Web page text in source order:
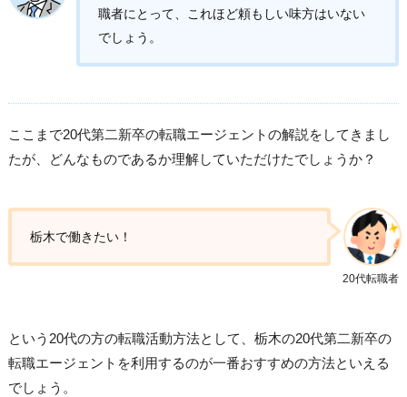
職者にとって、これほど頼もしい味方はいない
でしょう。
ここまで20代第二新卒の転職エージェントの解説をしてきまし
たが、どんなものであるか理解していただけたでしょうか？
20代転職者
栃木で働きたい！
という20代の方の転職活動方法として、栃木の20代第二新卒の
転職エージェントを利用するのが一番おすすめの方法といえる
でしょう。